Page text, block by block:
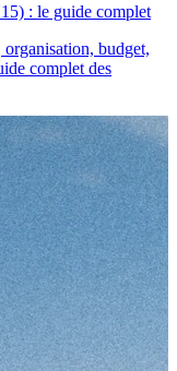
: le guide complet
organisation, budget,
complet des